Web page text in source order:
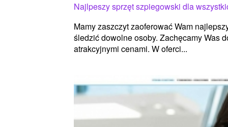
Najlpeszy sprzęt szpiegowski dla
Mamy zaszczyt zaoferować Wam
śledzić dowolne osoby. Zachęcamy Was
atrakcyjnymi cenami. W oferci...